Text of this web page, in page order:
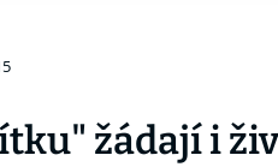
žádají i